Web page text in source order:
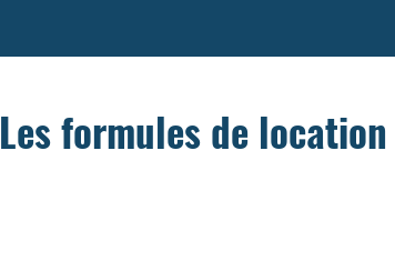
Les formules de location